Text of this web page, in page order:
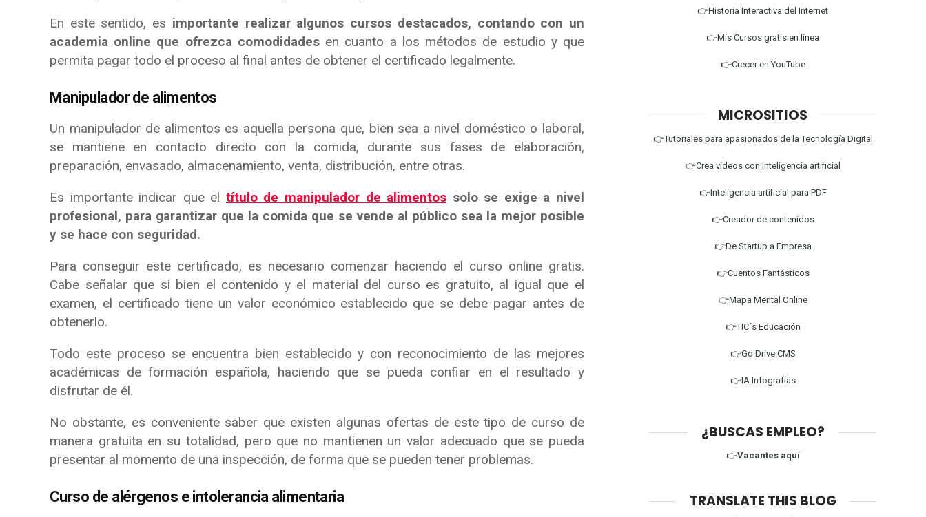
En este sentido, es importante realizar algunos cursos destacados, contando con un
academia online que ofrezca comodidadesen cuanto a los métodos de estudio y que
permita pagar todo el proceso al final antes de obtener el certificado legalmente.
Manipulador de alimentos
Un manipulador de alimentos es aquella persona que, bien sea a nivel doméstico o laboral,
se mantiene en contacto directo con la comida, durante sus fases de elaboración,
preparación, envasado, almacenamiento, venta, distribución, entre otras.
Es importante indicar que el título de manipulador de alimentos solo se exige a nivel
profesional, para garantizar que la comida que se vende al público sea la mejor posible
y se hace con seguridad.
Para conseguir este certificado, es necesario comenzar haciendo el curso online gratis.
Cabe señalar que si bien el contenido y el material del curso es gratuito, al igual que el
examen, el certificado tiene un valor económico establecido que se debe pagar antes de
obtenerlo.
Todo este proceso se encuentra bien establecido y con reconocimiento de las mejores
académicas de formación española, haciendo que se pueda confiar en el resultado y
disfrutar de él.
No obstante, es conveniente saber que existen algunas ofertas de este tipo de curso de
manera gratuita en su totalidad, pero que no mantienen un valor adecuado que se pueda
presentar al momento de una inspección, de forma que se pueden tener problemas.
Curso de alérgenos e intolerancia alimentaria
👉Historia Interactiva del Internet
👉Mis Cursos gratis en línea
👉Crecer en YouTube
MICROSITIOS
👉Tutoriales para apasionados de la Tecnología Digital
👉Crea videos con Inteligencia artificial
👉Inteligencia artificial para PDF
👉Creador de contenidos
👉De Startup a Empresa
👉Cuentos Fantásticos
👉Mapa Mental Online
👉TIC´s Educación
👉Go Drive CMS
👉IA Infografías
¿BUSCAS EMPLEO?
👉Vacantes aquí
TRANSLATE THIS BLOG